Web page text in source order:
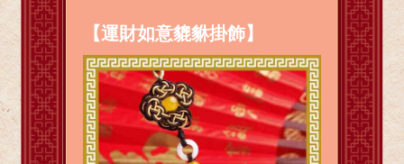
【運財如意貔貅掛飾】